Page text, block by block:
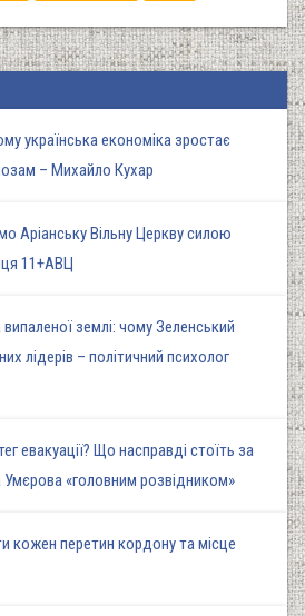
українська економіка зростає
– Михайло Кухар
Аріанську Вільну Церкву силою
11+АВЦ
землі: чому Зеленський
лідерів – політичний психолог
евакуації? Що насправді стоїть за
«головним розвідником»
кожен перетин кордону та місце